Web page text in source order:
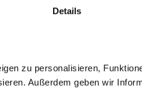
Details
zu personalisieren,
Außerdem geben wir